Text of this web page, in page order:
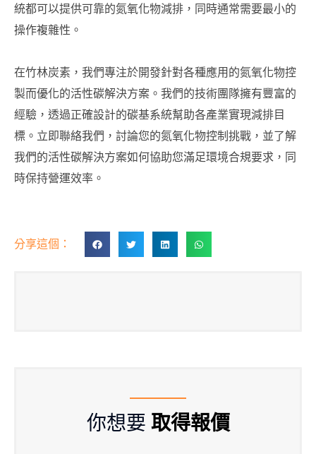
統都可以提供可靠的氮氧化物減排，同時通常需要最小的
操作複雜性。
在竹林炭素，我們專注於開發針對各種應用的氮氧化物控
製而優化的活性碳解決方案。我們的技術團隊擁有豐富的
經驗，透過正確設計的碳基系統幫助各產業實現減排目
標。立即聯絡我們，討論您的氮氧化物控制挑戰，並了解
我們的活性碳解決方案如何協助您滿足環境合規要求，同
時保持營運效率。
分享這個：
你想要 取得報價